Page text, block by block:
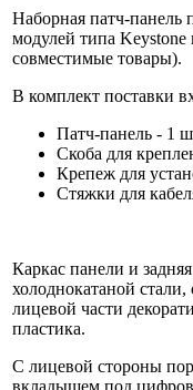
Наборная патч-панель
модулей типа Keystone
совместимые товары).
В комплект поставки
Патч-панель - 1
Скоба для
Крепеж для
Стяжки для
Каркас панели и
холоднокатаной
лицевой части
пластика.
С лицевой стороны